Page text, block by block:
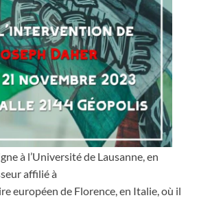
à l’Université de Lausanne, en
affilié à
européen de Florence, en Italie, où il